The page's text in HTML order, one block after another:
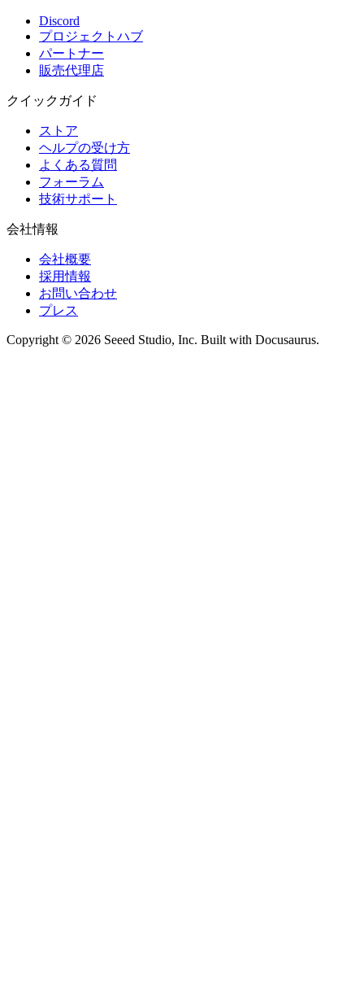
Discord
プロジェクトハブ
パートナー
販売代理店
クイックガイド
ストア
ヘルプの受け方
よくある質問
フォーラム
技術サポート
会社情報
会社概要
採用情報
お問い合わせ
プレス
Copyright © 2026 Seeed Studio, Inc. Built with Docusaurus.